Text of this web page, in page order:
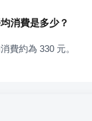
消費是多少？
費約為 330 元。